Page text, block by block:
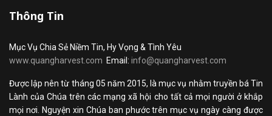
Thông Tin
Mục Vụ Chia Sẻ Niềm Tin, Hy Vọng & Tình Yêu
www.quangharvest.com Email: info@quangharvest.com
Được lập nên từ tháng 05 năm 2015, là mục vụ nhằm truyền bá Tin
Lành của Chúa trên các mạng xã hội cho tất cả mọi người ở khắp
mọi nơi. Nguyện xin Chúa ban phước trên mục vụ ngày càng được